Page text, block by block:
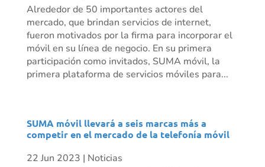
Alrededor de 50 importantes actores del
mercado, que brindan servicios de internet,
fueron motivados por la firma para incorporar el
móvil en su línea de negocio. En su primera
participación como invitados, SUMA móvil, la
primera plataforma de servicios móviles para...
SUMA móvil llevará a seis marcas más a
competir en el mercado de la telefonía móvil
22 Jun 2023 | Noticias